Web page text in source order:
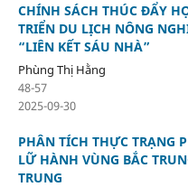
CHÍNH SÁCH THÚC ĐẨY
TRIỂN DU LỊCH NÔNG
“LIÊN KẾT SÁU NHÀ”
Phùng Thị Hằng
48-57
2025-09-30
PHÂN TÍCH THỰC TRẠNG
LỮ HÀNH VÙNG BẮC
TRUNG